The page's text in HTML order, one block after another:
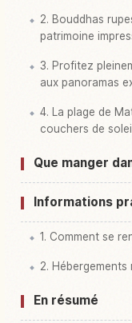
2. Bouddhas
patrimoine
3. Profitez
aux panoramas
4. La plage de
couchers de soleil
Que manger
Informations
1. Comment se
2. Hébergements
En résumé